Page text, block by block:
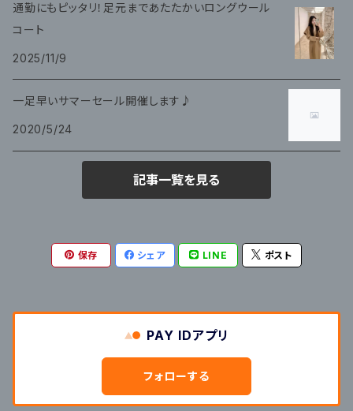
通勤にもピッタリ！足元まであたたかいロングウール
コート
2025/11/9
一足早いサマーセール開催します♪
2020/5/24
記事一覧を見る
保存 シェア LINE ポスト
PAY IDアプリ
フォローする